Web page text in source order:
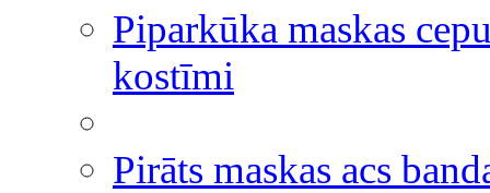
Piparkūka maskas
kostīmi
Pirāts maskas acs